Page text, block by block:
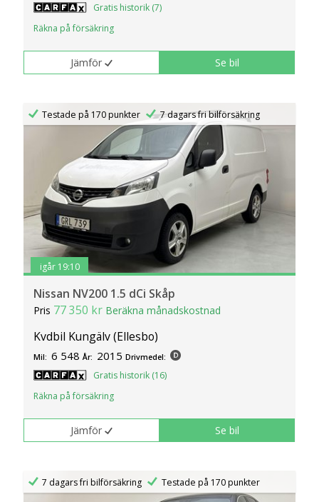
Gratis historik (7)
Räkna på försäkring
Jämför Se bil
Testade på 170 punkter 7 dagars fri bilförsäkring
igår 19:10
Nissan NV200 1.5 dCi Skåp
Pris 77 350 kr Beräkna månadskostnad
Kvdbil Kungälv (Ellesbo)
Mil: 6 548 År: 2015 Drivmedel:
Gratis historik (16)
Räkna på försäkring
Jämför Se bil
7 dagars fri bilförsäkring Testade på 170 punkter